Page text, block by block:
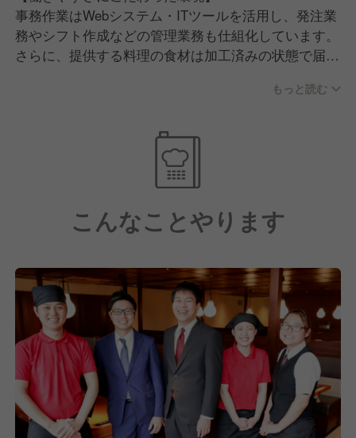
事務作業はWebシステム・ITツールを活用し、発注業
務やシフト作成などの管理業務も仕組化しています。
さらに、提供する料理の食材は加工済みの状態で届く
経験が浅い方でも安心してご活躍いただける環境で
【ワークライフバランス重視】
年間休日106日で最大7連休OKのリフレッシュ休暇も
住宅手当や家族手当はもちろん、研修制度や資格支援
制度も完備しているので、 プライベートも仕事もど
【キャリアアップできる】
今後はさらなる新規出店を予定しており、将来的には
海外出店も視野に入れています。
その分新しいポストが生まれてきますので、上のポジ
ションがつまることはなく、やる気と努力次第でステ
ップアップできます。
もっと読む
こんなことやります